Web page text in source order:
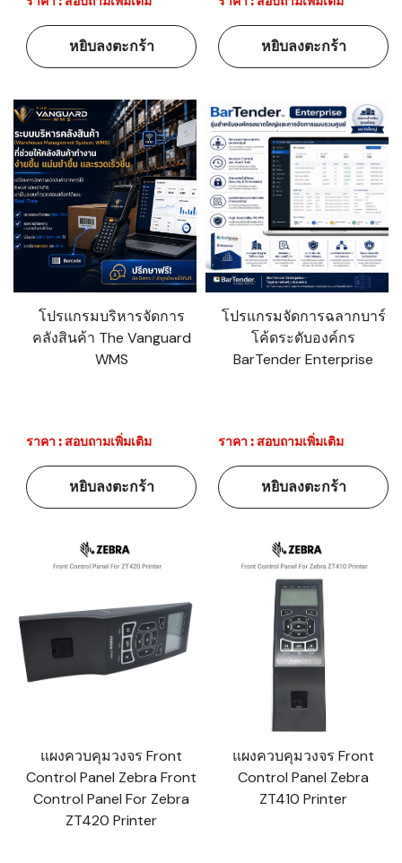
หยิบลงตะกร้า หยิบลงตะกร้า
โปรแกรมบริหารจัดการ
คลังสินค้า The Vanguard
WMS
ราคา : สอบถามเพิ่มเติม
หยิบลงตะกร้า
โปรแกรมจัดการฉลากบาร์
โค้ดระดับองค์กร
BarTender Enterprise
ราคา : สอบถามเพิ่มเติม
หยิบลงตะกร้า
แผงควบคุมวงจร Front
Control Panel Zebra Front
Control Panel For Zebra
ZT420 Printer
แผงควบคุมวงจร Front
Control Panel Zebra
ZT410 Printer